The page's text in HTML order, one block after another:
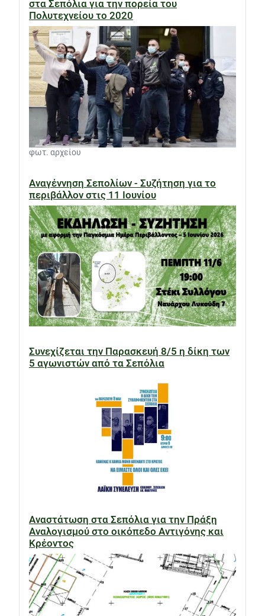
στα Σεπόλια για την πορεία του
Πολυτεχνείου το 2020
φωτ. αρχείου
Αναγέννηση Σεπολίων - Συζήτηση για το
περιβάλλον στις 11 Ιουνίου
Συνεχίζεται την Παρασκευή 8/5 η δίκη των
5 αγωνιστών από τα Σεπόλια
Αναστάτωση στα Σεπόλια για την Πράξη
Αναλογισμού στο οικόπεδο Αντιγόνης και
Κρέοντος